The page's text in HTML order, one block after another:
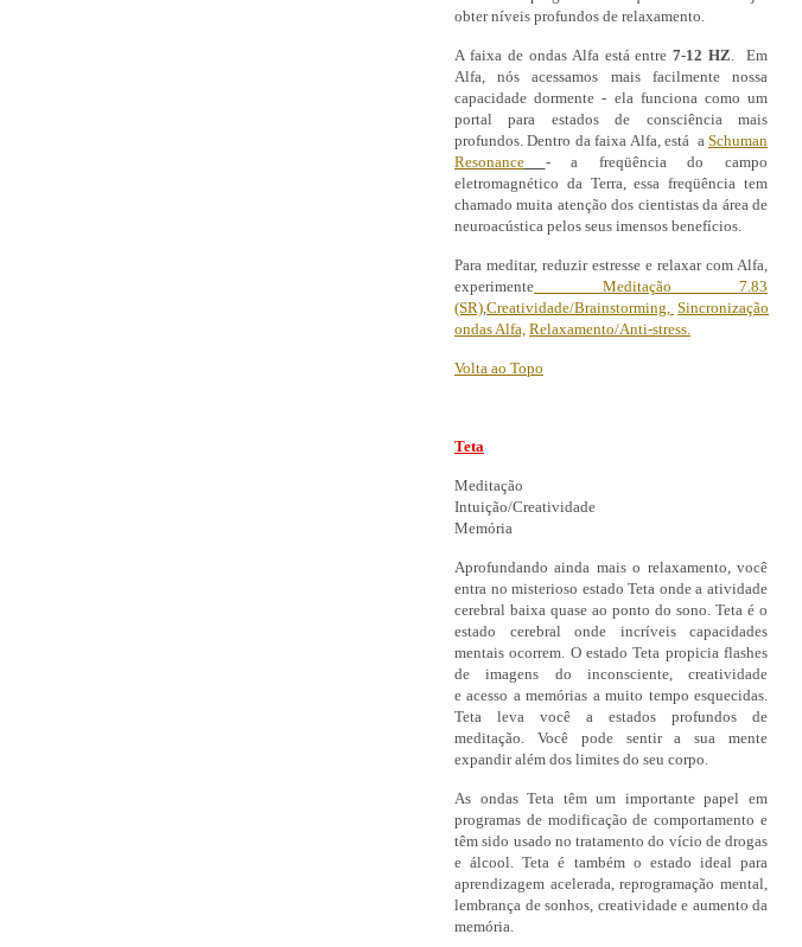
obter níveis profundos de relaxamento.
A faixa de ondas Alfa está entre7-12 HZ. Em
Alfa, nós acessamos mais facilmente nossa
capacidade dormente - ela funciona como um
portal para estados de consciência mais
profundos. Dentro da faixa Alfa, está a Schuman
Resonance
- a freqüência do campo
eletromagnético da Terra, essa freqüência tem
chamado muita atenção dos cientistas da área de
neuroacústica pelos seus imensos benefícios.
Para meditar, reduzir estresse e relaxar com Alfa,
experimente Meditação 7.83
(SR),Creatividade/Brainstorming, Sincronização
ondas Alfa, Relaxamento/Anti-stress.
Volta ao Topo
Teta
Meditação
Intuição/Creatividade
Memória
Aprofundando ainda mais o relaxamento, você
entra no misterioso estado Teta onde a atividade
cerebral baixa quase ao ponto do sono. Teta é o
estado cerebral onde incríveis capacidades
mentais ocorrem. O estado Teta propicia flashes
de imagens do inconsciente, creatividade
e acesso a memórias a muito tempo esquecidas.
Teta leva você a estados profundos de
meditação. Você pode sentir a sua mente
expandir além dos limites do seu corpo.
As ondas Teta têm um importante papel em
programas de modificação de comportamento e
têm sido usado no tratamento do vício de drogas
e álcool. Teta é também o estado ideal para
aprendizagem acelerada, reprogramação mental,
lembrança de sonhos, creatividade e aumento da
memória.